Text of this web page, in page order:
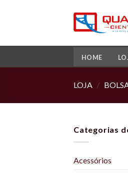
HOME
LOJA /
Categorias
Acessórios